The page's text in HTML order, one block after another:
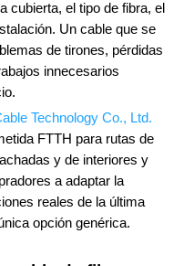
cubierta, el tipo de fibra, el
Un cable que se
de tirones, pérdidas
innecesarios
Technology Co., Ltd.
FTTH para rutas de
y de interiores y
a adaptar la
reales de la última
opción genérica.